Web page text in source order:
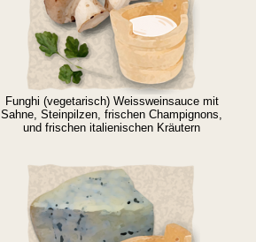
Funghi (vegetarisch) Weissweinsauce mit
Sahne, Steinpilzen, frischen Champignons,
und frischen italienischen Kräutern